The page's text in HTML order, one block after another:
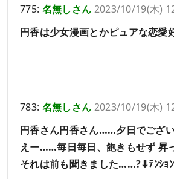
775: 名無しさん 2023/10/19(木)
円香は少女漫画とかピュアな恋愛
783: 名無しさん 2023/10/19(木)
円香さん円香さん……夕日でござ
えー……毎日毎日、飽きもせず 昇
それは前も聞きました……?⬇ﾃﾝｼｮ